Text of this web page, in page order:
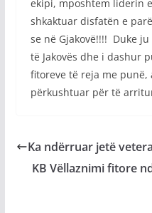
ekipi, mposhtem liderin
shkaktuar disfatën e
se në Gjakovë!!!! Duke
të Jakovës dhe i dashur
fitoreve të reja me
përkushtuar për të
Ka ndërruar jetë
KB Vëllaznimi fitore